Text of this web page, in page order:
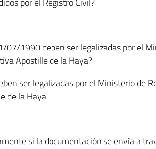
por el Registro Civil?
07/1990 deben ser legalizadas por el
Apostille de la Haya?
ser legalizadas por el Ministerio de
de la Haya.
si la documentación se envía a